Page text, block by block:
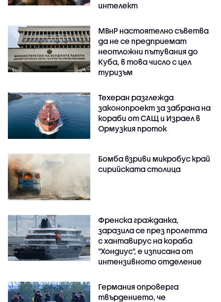
интелект
МВнР настоятелно съветва
да не се предприемат
неотложни пътувания до
Куба, в това число с цел
туризъм
Техеран разглежда
законопроект за забрана на
кораби от САЩ и Израел в
Ормузкия проток
Бомба взриви микробус край
сирийската столица
Френска гражданка,
заразила се през пролетта
с хантавирус на кораба
"Хондиус", е изписана от
интензивното отделение
Германия опроверга
твърдението, че